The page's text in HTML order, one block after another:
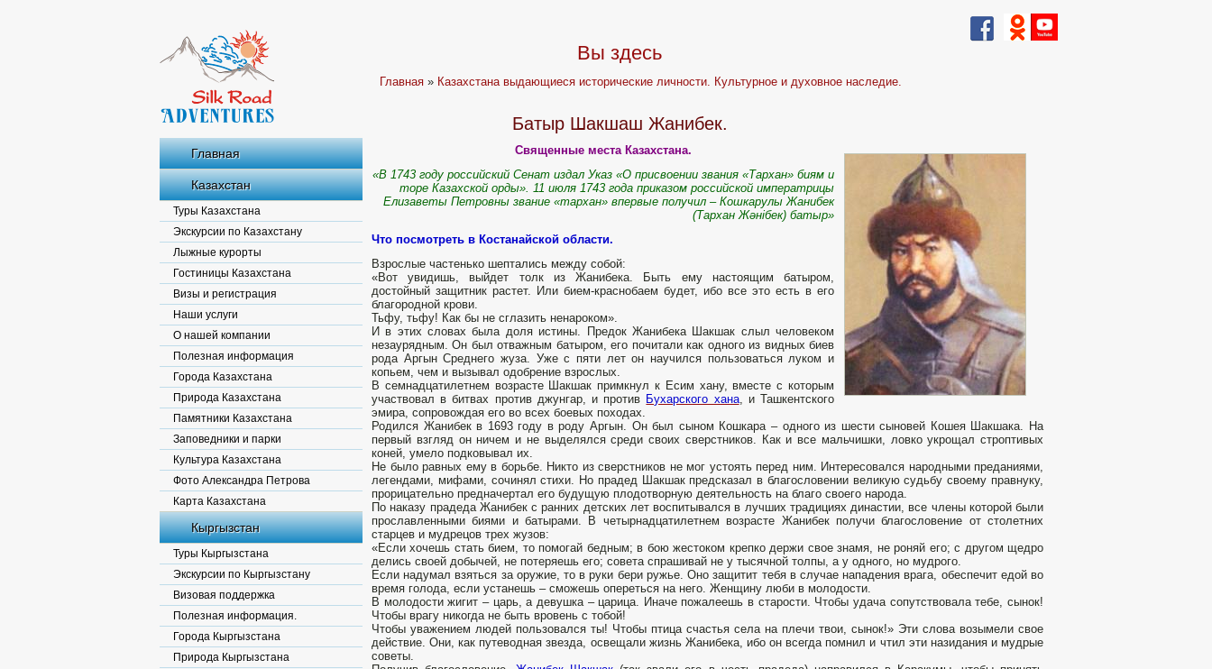
Главная
Казахстан
Туры Казахстана
Экскурсии по Казахстану
Лыжные курорты
Гостиницы Казахстана
Визы и регистрация
Наши услуги
О нашей компании
Полезная информация
Города Казахстана
Природа Казахстана
Памятники Казахстана
Заповедники и парки
Культура Казахстана
Фото Александра Петрова
Карта Казахстана
Кыргызстан
Туры Кыргызстана
Экскурсии по Кыргызстану
Визовая поддержка
Полезная информация.
Города Кыргызстана
Природа Кыргызстана
Вы здесь
Главная » Казахстана выдающиеся исторические личности. Культурное и духовное наследие.
Батыр Шакшаш Жанибек.
Священные места Казахстана.
«В 1743 году российский Сенат издал Указ «О присвоении звания «Тархан» биям и
торе Казахской орды». 11 июля 1743 года приказом российской императрицы
Елизаветы Петровны звание «тархан» впервые получил – Кошкарулы Жанибек
(Тархан Жәнібек) батыр»
Что посмотреть в Костанайской области.
Взрослые частенько шептались между собой:
«Вот увидишь, выйдет толк из Жанибека. Быть ему настоящим батыром,
достойный защитник растет. Или бием-краснобаем будет, ибо все это есть в его
благородной крови.
Тьфу, тьфу! Как бы не сглазить ненароком».
И в этих словах была доля истины. Предок Жанибека Шакшак слыл человеком
незаурядным. Он был отважным батыром, его почитали как одного из видных биев
рода Аргын Среднего жуза. Уже с пяти лет он научился пользоваться луком и
копьем, чем и вызывал одобрение взрослых.
В семнадцатилетнем возрасте Шакшак примкнул к Есим хану, вместе с которым
участвовал в битвах против джунгар, и против Бухарского хана, и Ташкентского
эмира, сопровождая его во всех боевых походах.
Родился Жанибек в 1693 году в роду Аргын. Он был сыном Кошкара – одного из шести сыновей Кошея Шакшака. На
первый взгляд он ничем и не выделялся среди своих сверстников. Как и все мальчишки, ловко укрощал строптивых
коней, умело подковывал их.
Не было равных ему в борьбе. Никто из сверстников не мог устоять перед ним. Интересовался народными преданиями,
легендами, мифами, сочинял стихи. Но прадед Шакшак предсказал в благословении великую судьбу своему правнуку,
прорицательно предначертал его будущую плодотворную деятельность на благо своего народа.
По наказу прадеда Жанибек с ранних детских лет воспитывался в лучших традициях династии, все члены которой были
прославленными биями и батырами. В четырнадцатилетнем возрасте Жанибек получи благословение от столетних
старцев и мудрецов трех жузов:
«Если хочешь стать бием, то помогай бедным; в бою жестоком крепко держи свое знамя, не роняй его; с другом щедро
делись своей добычей, не потеряешь его; совета спрашивай не у тысячной толпы, а у одного, но мудрого.
Если надумал взяться за оружие, то в руки бери ружье. Оно защитит тебя в случае нападения врага, обеспечит едой во
время голода, если устанешь – сможешь опереться на него. Женщину люби в молодости.
В молодости жигит – царь, а девушка – царица. Иначе пожалеешь в старости. Чтобы удача сопутствовала тебе, сынок!
Чтобы врагу никогда не быть вровень с тобой!
Чтобы уважением людей пользовался ты! Чтобы птица счастья села на плечи твои, сынок!» Эти слова возымели свое
действие. Они, как путеводная звезда, освещали жизнь Жанибека, ибо он всегда помнил и чтил эти назидания и мудрые
советы.